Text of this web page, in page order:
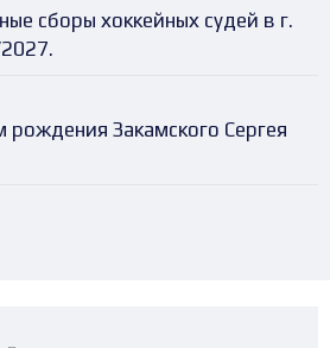
сборы хоккейных судей в г.
Закамского Сергея